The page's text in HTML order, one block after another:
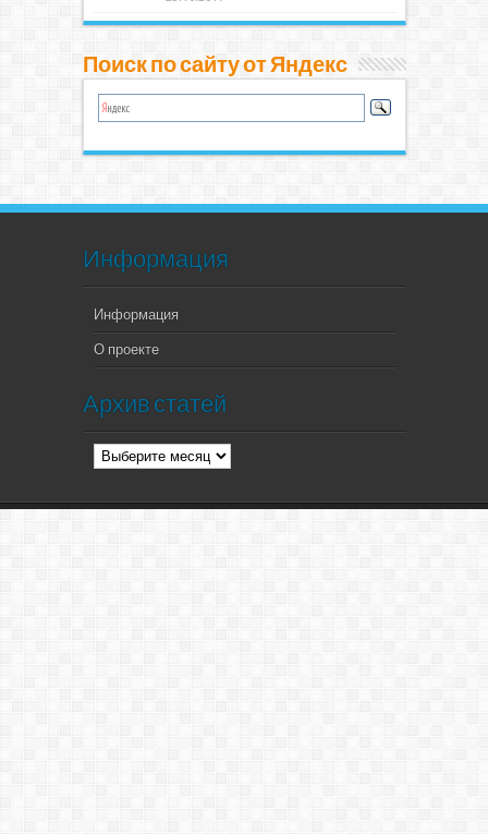
Поиск по сайту от Яндекс
Информация
Информация
О проекте
Архив статей
Архив
статей